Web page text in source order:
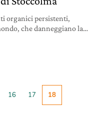
organici persistenti,
che danneggiano la
e mira a garantire
16 17 18